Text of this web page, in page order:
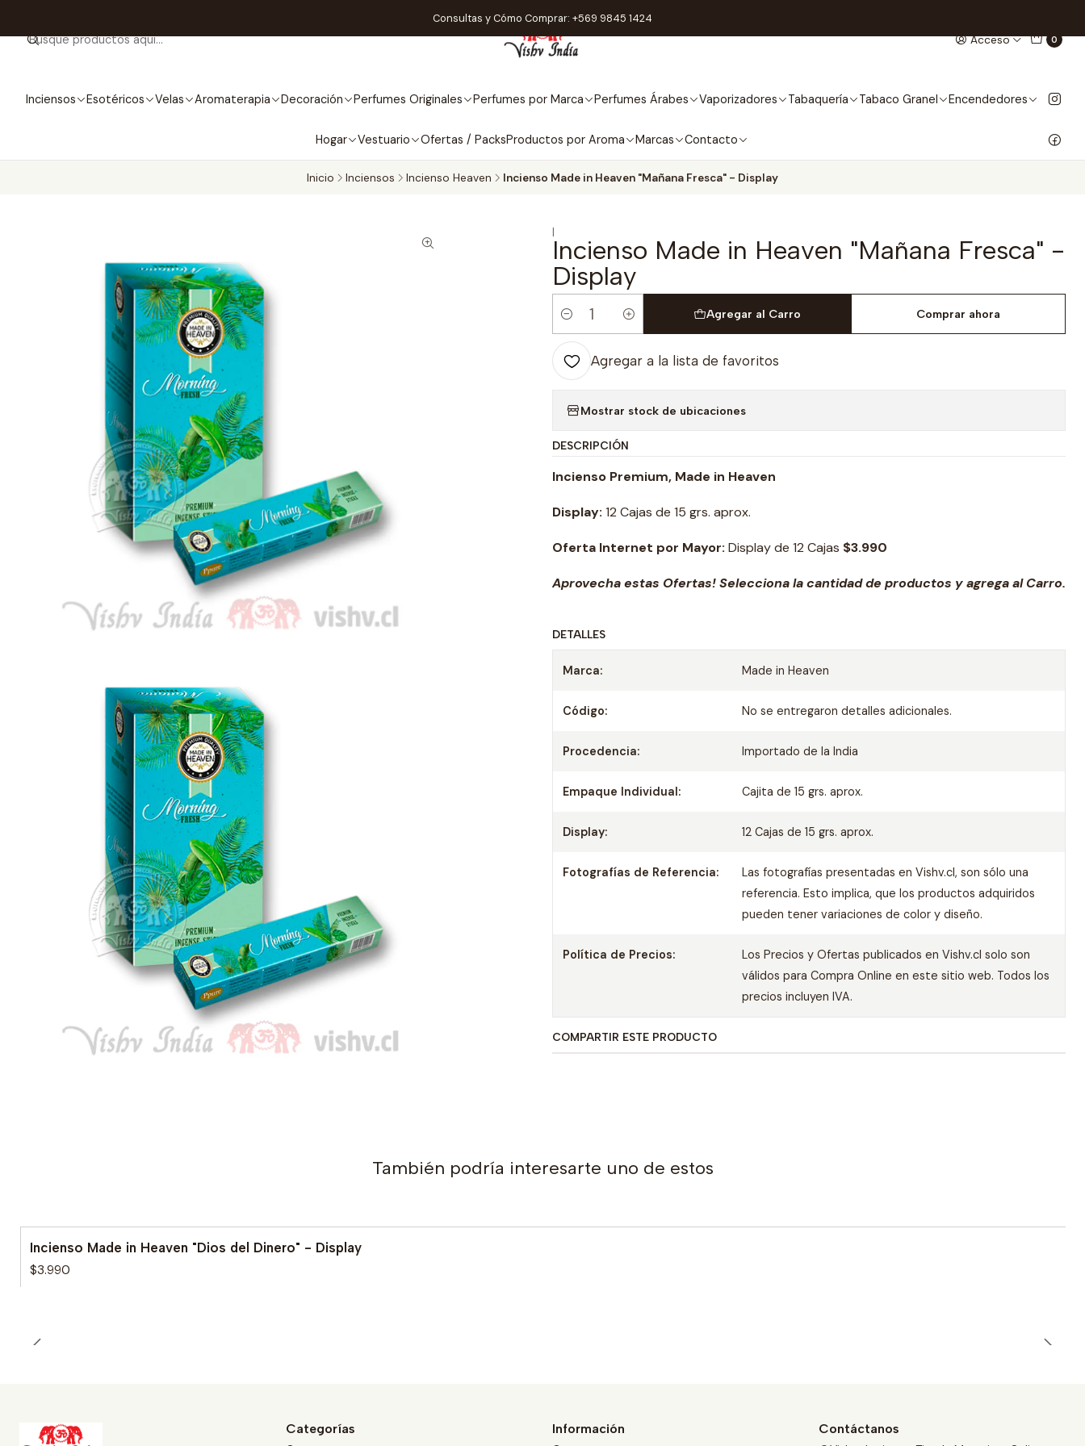
Acceso 0
Inciensos Esotéricos Velas Aromaterapia Decoración Perfumes Originales Perfumes por Marca Perfumes Árabes Vaporizadores Tabaquería Tabaco Granel Encendedores
Hogar Vestuario Ofertas / PacksProductos por Aroma Marcas Contacto
Consultas y Cómo Comprar: +569 9845 1424
Inicio Inciensos Incienso Heaven Incienso Made in Heaven "Mañana Fresca" - Display
|
Incienso Made in Heaven "Mañana Fresca" -
Display
Cantidad
Agregar al Carro Comprar ahora
Agregar a la lista de favoritos
Mostrar stock de ubicaciones
DESCRIPCIÓN
Incienso Premium, Made in Heaven
Display: 12 Cajas de 15 grs. aprox.
Oferta Internet por Mayor: Display de 12 Cajas $3.990
Aprovecha estas Ofertas! Selecciona la cantidad de productos y agrega al Carro.
DETALLES
Marca: Made in Heaven
Código: No se entregaron detalles adicionales.
Procedencia: Importado de la India
Empaque Individual: Cajita de 15 grs. aprox.
Display: 12 Cajas de 15 grs. aprox.
Fotografías de Referencia:
Las fotografías presentadas en Vishv.cl, son sólo una
referencia. Esto implica, que los productos adquiridos
pueden tener variaciones de color y diseño.
Política de Precios:
Los Precios y Ofertas publicados en Vishv.cl solo son
válidos para Compra Online en este sitio web. Todos los
precios incluyen IVA.
COMPARTIR ESTE PRODUCTO
También podría interesarte uno de estos
Incienso Made in Heaven "Dios del Dinero" - Display
$3.990
Categorías Información Contáctanos